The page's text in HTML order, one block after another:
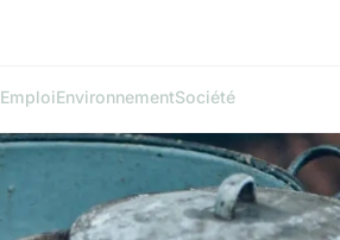
EmploiEnvironnementSociété